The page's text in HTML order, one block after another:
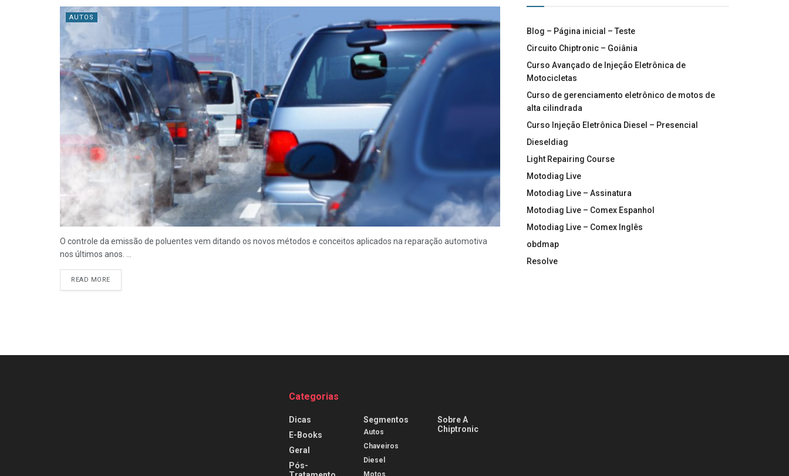
AUTOS
O controle da emissão de poluentes vem ditando os novos métodos e conceitos aplicados na reparação automotiva
nos últimos anos. ...
READ MORE
Blog – Página inicial – Teste
Circuito Chiptronic – Goiânia
Curso Avançado de Injeção Eletrônica de
Motocicletas
Curso de gerenciamento eletrônico de motos de
alta cilindrada
Curso Injeção Eletrônica Diesel – Presencial
Dieseldiag
Light Repairing Course
Motodiag Live
Motodiag Live – Assinatura
Motodiag Live – Comex Espanhol
Motodiag Live – Comex Inglês
obdmap
Resolve
Categorias
Dicas
E-Books
Geral
Pós-
Segmentos
Autos
Chaveiros
Diesel
Motos
Sobre A
Chiptronic